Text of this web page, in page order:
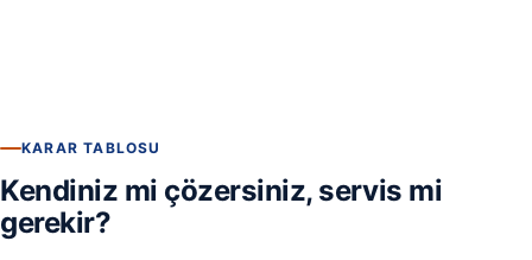
KARAR TABLOSU
Kendiniz mi çözersiniz, servis mi
gerekir?